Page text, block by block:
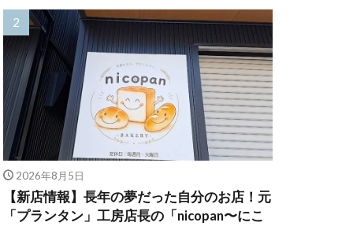
2026年8月5日
【新店情報】長年の夢だった自分のお店！元
「プランタン」工房店長の「nicopan〜にこ